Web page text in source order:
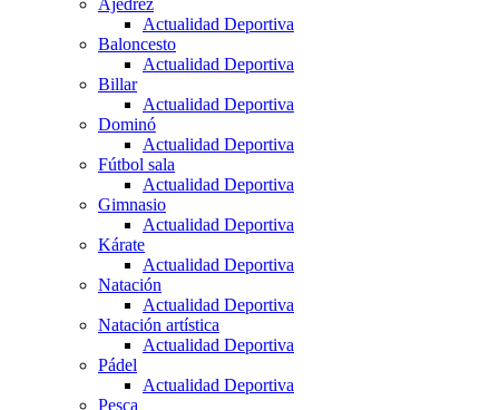
Actualidad Deportiva
Baloncesto
Actualidad Deportiva
Billar
Actualidad Deportiva
Dominó
Actualidad Deportiva
Fútbol sala
Actualidad Deportiva
Gimnasio
Actualidad Deportiva
Kárate
Actualidad Deportiva
Natación
Actualidad Deportiva
Natación artística
Actualidad Deportiva
Pádel
Actualidad Deportiva
Pesca